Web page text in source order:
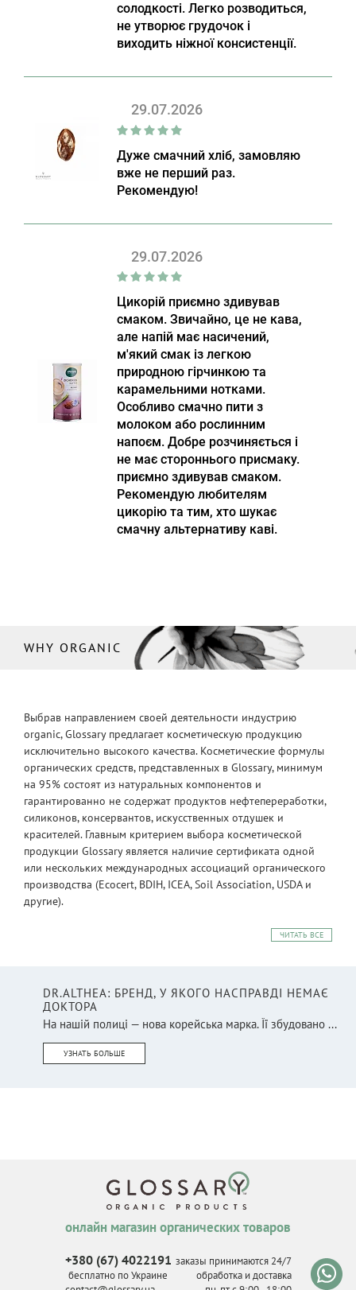
солодкості. Легко розводиться,
не утворює грудочок і
виходить ніжної консистенції.
29.07.2026
Дуже смачний хліб, замовляю
вже не перший раз.
Рекомендую!
29.07.2026
Цикорій приємно здивував
смаком. Звичайно, це не кава,
але напій має насичений,
м'який смак із легкою
природною гірчинкою та
карамельними нотками.
Особливо смачно пити з
молоком або рослинним
напоєм. Добре розчиняється і
не має стороннього присмаку.
приємно здивував смаком.
Рекомендую любителям
цикорію та тим, хто шукає
смачну альтернативу каві.
WHY ORGANIC
Выбрав направлением своей деятельности индустрию
organic, Glossary предлагает косметическую продукцию
исключительно высокого качества. Косметические формулы
органических средств, представленных в Glossary, минимум
на 95% состоят из натуральных компонентов и
гарантированно не содержат продуктов нефтепереработки,
силиконов, консервантов, искусственных отдушек и
красителей. Главным критерием выбора косметической
продукции Glossary является наличие сертификата одной
или нескольких международных ассоциаций органического
производства (Ecocert, BDIH, ICEA, Soil Association, USDA и
другие).
ЧИТАТЬ ВСЕ
DR.ALTHEA: БРЕНД, У ЯКОГО НАСПРАВДІ НЕМАЄ
ДОКТОРА
На нашій полиці — нова корейська марка. Її збудовано ...
УЗНАТЬ БОЛЬШЕ
онлайн магазин органических товаров
+380 (67) 4022191
бесплатно по Украине
заказы принимаются 24/7
обработка и доставка